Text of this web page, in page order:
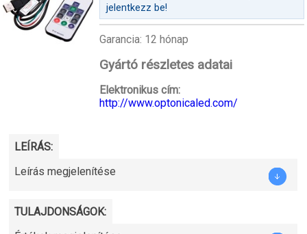
jelentkezz be!
Garancia: 12 hónap
Gyártó részletes adatai
Elektronikus cím:
http://www.optonicaled.com/
LEÍRÁS:
Leírás megjelenítése
TULAJDONSÁGOK: